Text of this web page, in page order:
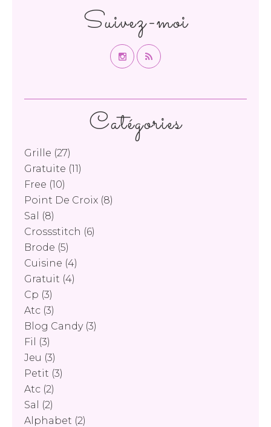
Catégories
Grille (27)
Gratuite (11)
Free (10)
Point De Croix (8)
Sal
(8)
Crossstitch (6)
Brode (5)
Cuisine (4)
Gratuit (4)
Cp (3)
Atc (3)
Blog Candy(3)
Fil
(3)
Jeu (3)
Petit (3)
Atc (2)
Sal
(2)
Alphabet (2)
Suivez-moi